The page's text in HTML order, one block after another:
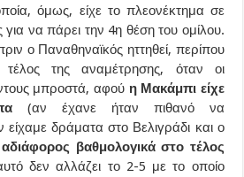
όμως, είχε το πλεονέκτημα σε
να πάρει την 4η θέση του ομίλου.
ο Παναθηναϊκός ηττηθεί, περίπου
της αναμέτρησης, όταν οι
μπροστά, αφού η Μακάμπι είχε
(αν έχανε ήταν πιθανό να
είχαμε δράματα στο Βελιγράδι και ο
αδιάφορος βαθμολογικά στο τέλος
δεν αλλάζει το 2-5 με το οποίο